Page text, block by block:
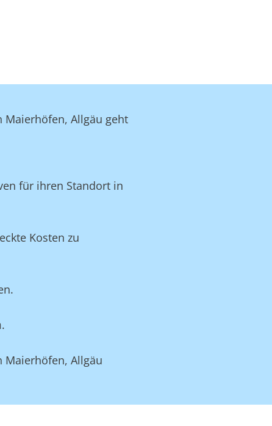
Maierhöfen, Allgäu geht
für ihren Standort in
Kosten zu
Maierhöfen, Allgäu